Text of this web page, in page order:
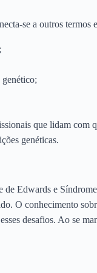
se a outros termos
que lidam com
genéticas.
Edwards e
O conhecimento
desafios. Ao se